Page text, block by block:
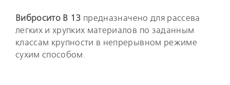
Вибросито В 13 предназначено для рассева
легких и хрупких материалов по заданным
классам крупности в непрерывном режиме
сухим способом.